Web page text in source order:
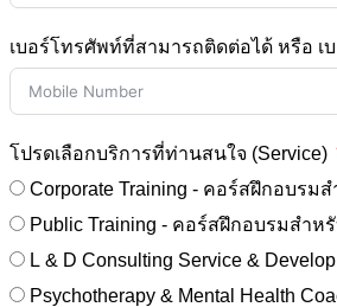
เบอร์โทรศัพท์ที่สามารถติดต่อได้ หรือ เ
โปรดเลือกบริการที่ท่านสนใจ (Service)
Corporate Training - คอร์สฝึกอบรม
Public Training - คอร์สฝึกอบรมสำห
L & D Consulting Service &